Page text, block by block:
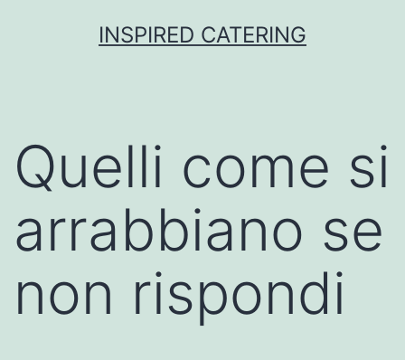
INSPIRED CATERING
Quelli come si
arrabbiano se
non rispondi